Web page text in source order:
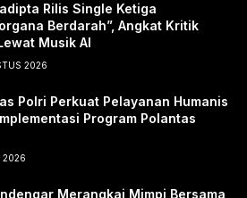
Rilis Single Ketiga
Berdarah”, Angkat Kritik
Musik AI
2026
Polri Perkuat Pelayanan Humanis
Program Polantas
2026
Merangkai Mimpi Bersama,